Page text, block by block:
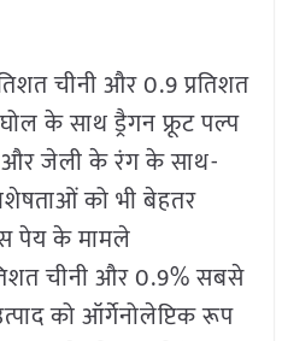
चीनी और 0.9 प्रतिशत
के साथ ड्रैगन फ्रूट पल्प
जेली के रंग के साथ-
को भी बेहतर
पेय के मामले
चीनी और 0.9% सबसे
को ऑर्गेनोलेप्टिक रूप